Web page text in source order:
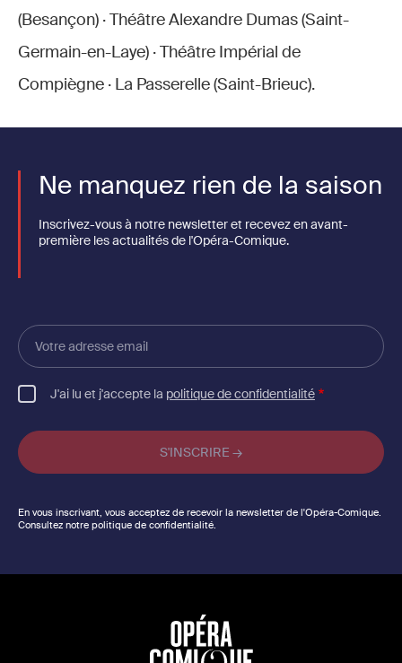
(Besançon) · Théâtre Alexandre Dumas (Saint-
Germain-en-Laye) · Théâtre Impérial de
Compiègne · La Passerelle (Saint-Brieuc).
Ne manquez rien de la saison
Inscrivez-vous à notre newsletter et recevez en avant-
première les actualités de l'Opéra-Comique.
Votre
adresse
email
J'ai lu et j'accepte la politique de confidentialité
En vous inscrivant, vous acceptez de recevoir la newsletter de l'Opéra-Comique.
Consultez notre politique de confidentialité.